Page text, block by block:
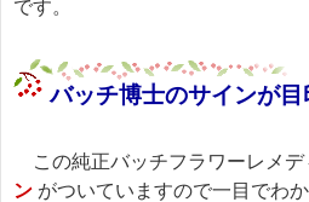
です。
バッチ博士のサインが目
この純正バッチフラワーレメ
ン がついていますので一目でわか